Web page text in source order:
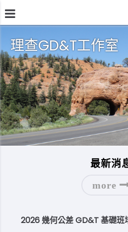
理查GD&T工作室
最新消
2026 幾何公差 GD&T 基礎班